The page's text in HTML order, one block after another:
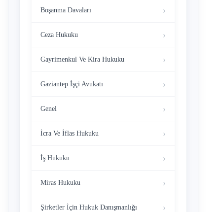
Boşanma Davaları
Ceza Hukuku
Gayrimenkul Ve Kira Hukuku
Gaziantep İşçi Avukatı
Genel
İcra Ve İflas Hukuku
İş Hukuku
Miras Hukuku
Şirketler İçin Hukuk Danışmanlığı